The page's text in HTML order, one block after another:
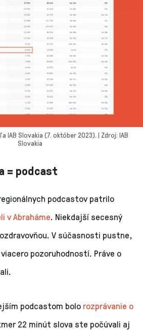
IAB Slovakia (7. október 2023). | Zdroj: IAB
Slovakia
= podcast
podcastov patrilo
v Abraháme. Niekdajší secesný
V súčasnosti pustne,
pozoruhodností. Práve o
podcastom bolo rozprávanie o
22 minút slova ste počúvali aj